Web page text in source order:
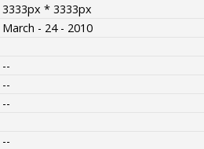
3333px * 3333px
March - 24 - 2010
--
--
--
--